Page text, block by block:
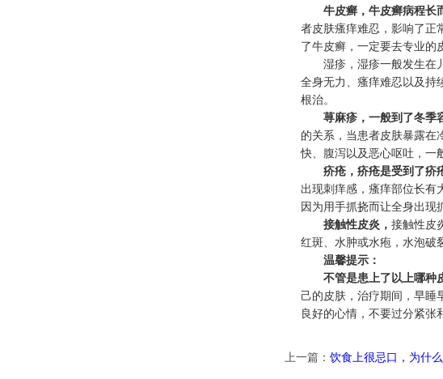
牛皮癣，牛皮癣病程长
者皮肤瘙痒难忍，影响了正
了牛皮癣，一定要去专业的
湿疹，湿疹一般发生在
全身无力、瘙痒难忍以及持
根治。
荨麻疹，一般到了冬季
的关系，当患者皮肤暴露在
快、腹泻以及恶心呕吐，一
疥疮，疥疮是受到了疥
出现刺痒感，瘙痒部位长有
因为用手抓挠而让全身出现
接触性皮炎， 接触性皮
红斑、水肿或水疱，水泡破
温馨提示：
不管是患上了以上哪种
己的皮肤，治疗期间，早睡
良好的心情，不要过分紧张
上一篇： 饮食上很忌口，为什